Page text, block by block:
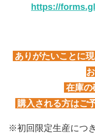
https://
ありがたいことに
在庫の
購入される方はご
※初回限定生産につ